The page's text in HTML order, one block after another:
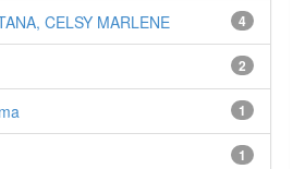
4
CELSY MARLENE
2
1
1